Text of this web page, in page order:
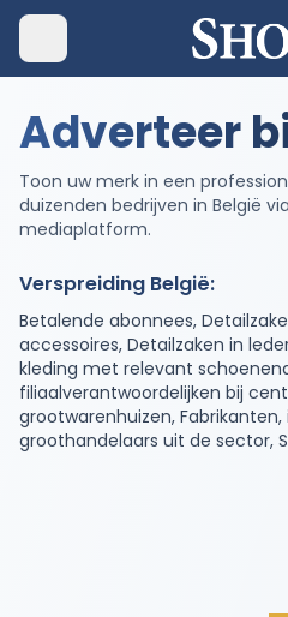
Adverteer
Toon uw merk in een
duizenden bedrijven in België
mediaplatform.
Verspreiding België:
Betalende abonnees,
accessoires, Detailzaken in
kleding met relevant
filiaalverantwoordelijken bij
grootwarenhuizen,
groothandelaars uit de sector,